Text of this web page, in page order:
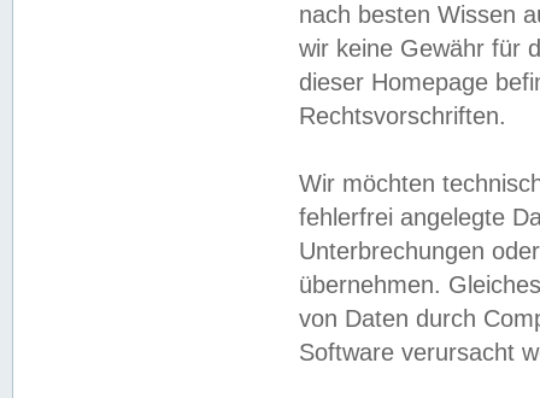
nach besten Wissen
wir keine Gewähr für
dieser Homepage
Rechtsvorschriften.
Wir möchten
fehlerfrei angelegte
Unterbrechungen
übernehmen.
von Daten durch
Software verursacht